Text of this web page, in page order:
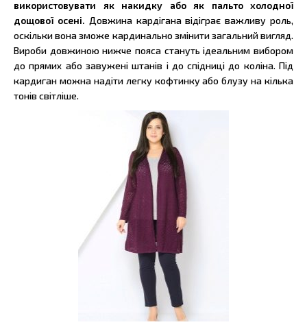
використовувати як накидку або як пальто холодної
дощової осені. Довжина кардігана відіграє важливу роль,
оскільки вона зможе кардинально змінити загальний вигляд.
Вироби довжиною нижче пояса стануть ідеальним вибором
до прямих або завужені штанів і до спідниці до коліна. Під
кардиган можна надіти легку кофтинку або блузу на кілька
тонів світліше.